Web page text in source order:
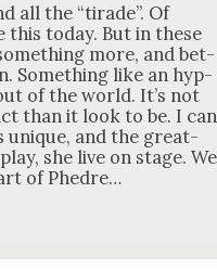
all the “tirade”. Of
this today. But in these
more, and bet­
Some­thing like an hyp­
of the world. It’s not
than it look to be. I can
unique, and the great­
she live on stage. We
of Phe­dre…